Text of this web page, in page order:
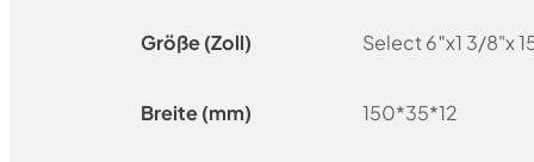
Größe (Zoll) Select 6″x1 3/8"x
Breite (mm) 150*35*12